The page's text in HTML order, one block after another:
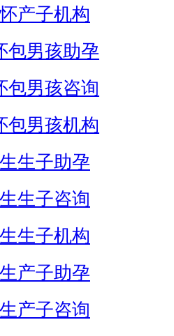
产子机构
包男孩助孕
包男孩咨询
包男孩机构
生子助孕
生子咨询
生子机构
产子助孕
产子咨询